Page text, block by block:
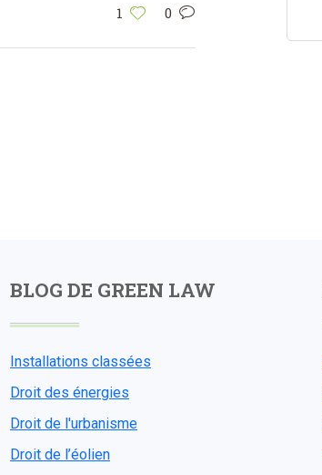
1 0
BLOG DE GREEN LAW
Installations classées
Droit des énergies
Droit de l'urbanisme
Droit de l’éolien